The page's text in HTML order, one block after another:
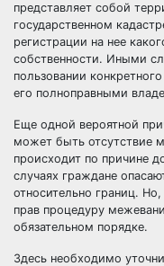
представляет собой
государственном
регистрации на нее
собственности. Иными
пользовании
его полноправными
Еще одной вероятной
может быть отсутствие
происходит по причине
случаях граждане
относительно границ.
прав процедуру
обязательном порядке.
Здесь необходимо